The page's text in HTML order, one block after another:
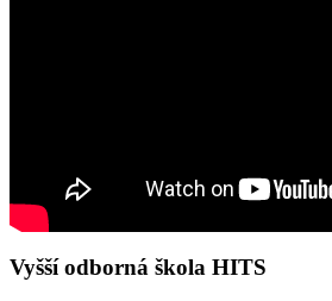
Vyšší odborná škola HITS